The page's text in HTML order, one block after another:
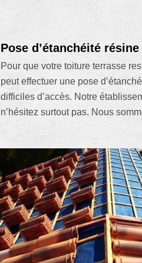
Pose d’étanchéité
Pour que votre toiture terrasse
peut effectuer une pose
difficiles d’accès. Notre
n’hésitez surtout pas. Nous